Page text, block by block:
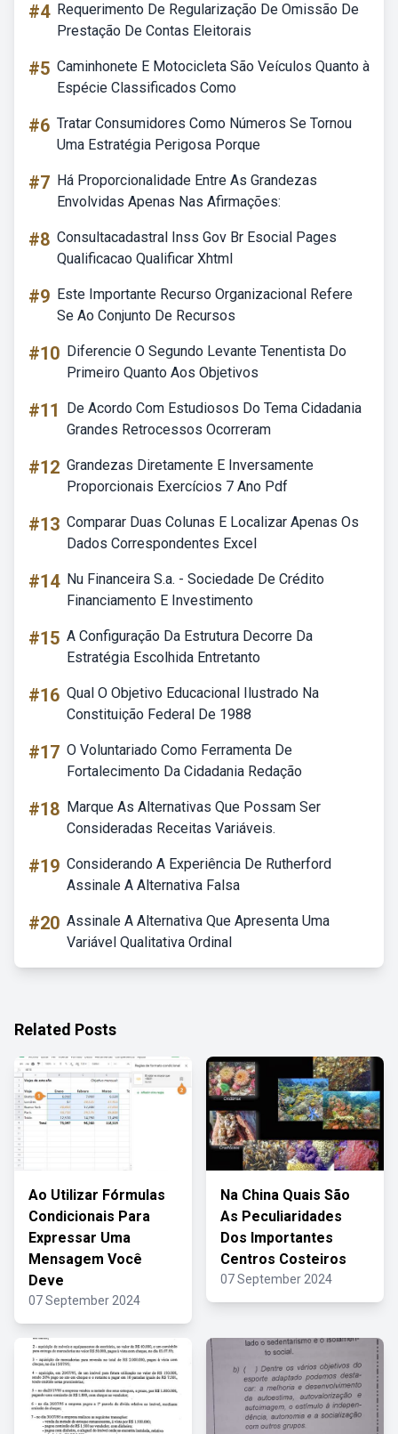
#4 Requerimento De Regularização De Omissão De
Prestação De Contas Eleitorais
#5 Caminhonete E Motocicleta São Veículos Quanto à
Espécie Classificados Como
#6 Tratar Consumidores Como Números Se Tornou
Uma Estratégia Perigosa Porque
#7 Há Proporcionalidade Entre As Grandezas
Envolvidas Apenas Nas Afirmações:
#8 Consultacadastral Inss Gov Br Esocial Pages
Qualificacao Qualificar Xhtml
#9 Este Importante Recurso Organizacional Refere
Se Ao Conjunto De Recursos
#10 Diferencie O Segundo Levante Tenentista Do
Primeiro Quanto Aos Objetivos
#11
De Acordo Com Estudiosos Do Tema Cidadania
Grandes Retrocessos Ocorreram
#12 Grandezas Diretamente E Inversamente
Proporcionais Exercícios 7 Ano Pdf
#13 Comparar Duas Colunas E Localizar Apenas Os
Dados Correspondentes Excel
#14 Nu Financeira S.a. - Sociedade De Crédito
Financiamento E Investimento
#15 A Configuração Da Estrutura Decorre Da
Estratégia Escolhida Entretanto
#16 Qual O Objetivo Educacional Ilustrado Na
Constituição Federal De 1988
#17 O Voluntariado Como Ferramenta De
Fortalecimento Da Cidadania Redação
#18 Marque As Alternativas Que Possam Ser
Consideradas Receitas Variáveis.
#19 Considerando A Experiência De Rutherford
Assinale A Alternativa Falsa
#20 Assinale A Alternativa Que Apresenta Uma
Variável Qualitativa Ordinal
Related Posts
Ao Utilizar Fórmulas
Condicionais Para
Expressar Uma
Mensagem Você
Deve
07 September 2024
Na China Quais São
As Peculiaridades
Dos Importantes
Centros Costeiros
07 September 2024